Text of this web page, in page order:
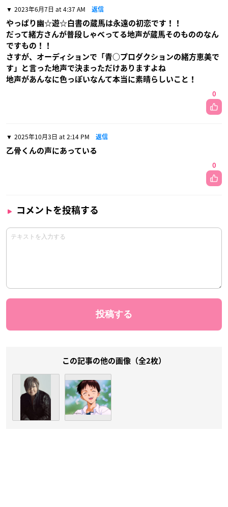
2023年6月7日 at 4:37 AM 返信
やっぱり幽☆遊☆白書の蔵馬は永遠の初恋です！！
だって緒方さんが普段しゃべってる地声が蔵馬そのもののなん
ですもの！！
さすが、オーディションで「青○プロダクションの緒方恵美で
す」と言った地声で決まっただけありますよね
地声があんなに色っぽいなんて本当に素晴らしいこと！
0
2025年10月3日 at 2:14 PM 返信
乙骨くんの声にあっている
0
コメントを投稿する
この記事の他の画像（全2枚）